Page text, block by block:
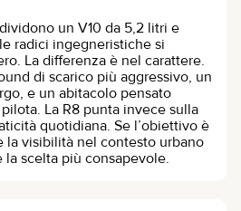
un V10 da 5,2 litri e
radici ingegneristiche si
La differenza è nel carattere.
di scarico più aggressivo, un
e un abitacolo pensato
La R8 punta invece sulla
quotidiana. Se l’obiettivo è
la visibilità nel contesto urbano
la scelta più consapevole.